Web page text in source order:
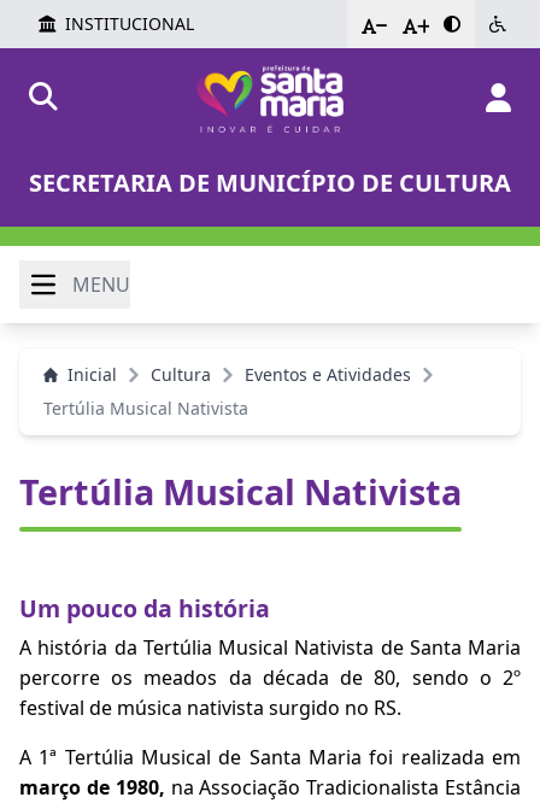
INSTITUCIONAL - +
SECRETARIA DE MUNICÍPIO DE CULTURA
MENU
Inicial Cultura
Eventos e Atividades
Tertúlia Musical Nativista
Tertúlia Musical Nativista
Um pouco da história
A história da Tertúlia Musical Nativista de Santa Maria
percorre os meados da década de 80, sendo o 2º
festival de música nativista surgido no RS.
A 1ª Tertúlia Musical de Santa Maria foi realizada em
março de 1980, na Associação Tradicionalista Estância